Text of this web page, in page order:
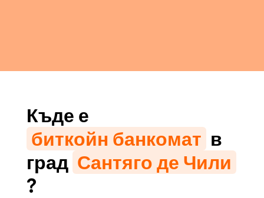
Къде е
биткойн банкомат в
град Сантяго де Чили
?